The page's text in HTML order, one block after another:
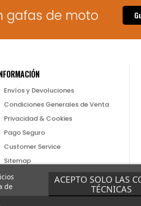
de
ACEPTO SOLO LAS
TÉCNICAS
gafas de moto
Envíos y Devoluciones
Condiciones Generales de Venta
Privacidad & Cookies
Pago Seguro
Customer Service
Sitemap